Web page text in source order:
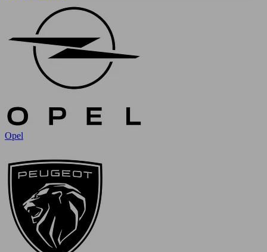
Opel